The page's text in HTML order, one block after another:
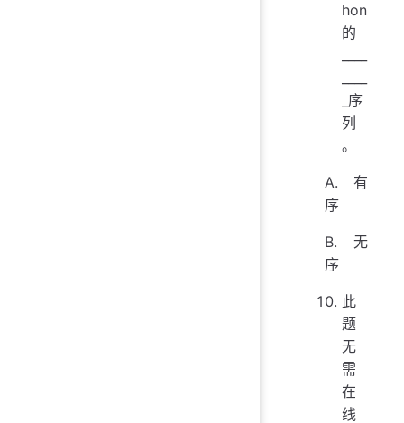
hon
的
_序
列
。
A. 有
序
B. 无
序
此
题
无
需
在
线